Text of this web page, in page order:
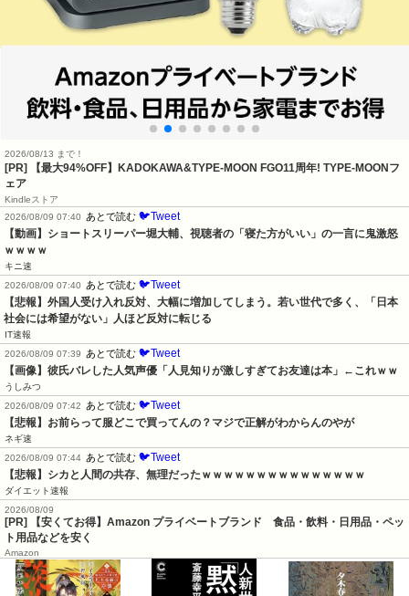
2026/08/13 まで！
[PR]
【最大94%OFF】KADOKAWA&TYPE-MOON FGO11周年! TYPE-MOONフ
ェア
Kindleストア
2026/08/09 07:40
あとで読む 🐦Tweet
【動画】ショートスリーパー堀大輔、視聴者の「寝た方がいい」の一言に鬼激怒
ｗｗｗｗ
キニ速
2026/08/09 07:40
あとで読む 🐦Tweet
【悲報】外国人受け入れ反対、大幅に増加してしまう。若い世代で多く、「日本
社会には希望がない」人ほど反対に転じる
IT速報
2026/08/09 07:39
あとで読む 🐦Tweet
【画像】彼氏バレした人気声優「人見知りが激しすぎてお友達は本」←これｗｗ
うしみつ
2026/08/09 07:42
あとで読む 🐦Tweet
【悲報】お前らって服どこで買ってんの？マジで正解がわからんのやが
ネギ速
2026/08/09 07:44 あとで読む 🐦Tweet
【悲報】シカと人間の共存、無理だったｗｗｗｗｗｗｗｗｗｗｗｗｗｗｗ
ダイエット速報
2026/08/09
[PR] 【安くてお得】Amazon プライベートブランド 食品・飲料・日用品・ペッ
ト用品などを安く
Amazon